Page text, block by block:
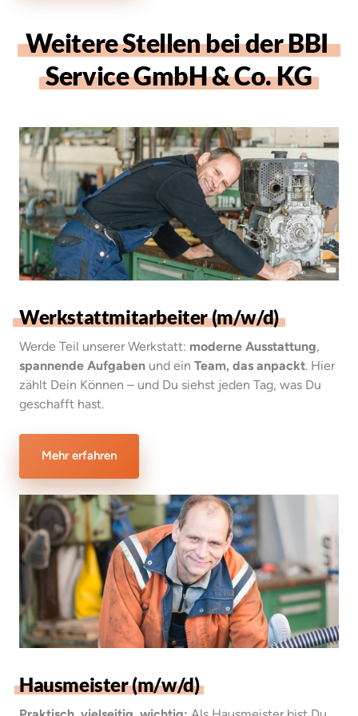
Weitere Stellen bei der
BBI
Service GmbH & Co. KG
Werkstattmitarbeiter (m/w/d)
Werde Teil unserer Werkstatt: moderne Ausstattung
spannende Aufgaben und ein Team, das anpackt. Hier
zählt Dein Können – und Du siehst jeden Tag, was Du
geschafft hast.
Mehr erfahren
Hausmeister (m/w/d)